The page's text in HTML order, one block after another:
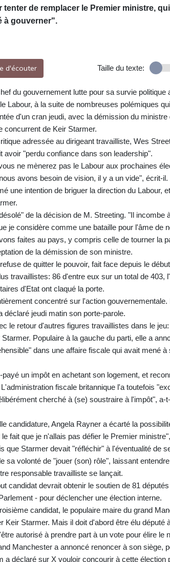
de remplacer le Premier ministre,
à gouverner".
d'écouter Taille du texte:
du gouvernement lutte pour sa survie politique
Labour, à la suite de nombreuses polémiques
d'un cran jeudi, avec la démission du ministre
concurrent de Keir Starmer.
adressée au dirigeant travailliste, Wes
avoir "perdu confiance dans son leadership".
ne mènerez pas le Labour aux prochaines
avons besoin de vision, il y a un vide", écrit-il.
une intention de briguer la direction du Labour,
de la décision de M. Streeting. "Il incombe
je considère comme une bataille pour l'âme de
faites au pays, y compris celle de tourner la
de la démission de son ministre.
de quitter le pouvoir, fait face depuis le
travaillistes: 86 d'entre eux sur un total de 403,
d'Etat ont claqué la porte.
concentré sur l'action
déclaré jeudi matin son porte-parole.
le retour d'autres figures travaillistes dans le
Populaire à la gauche du parti, elle a
dans une affaire fiscale qui avait mené
un impôt en achetant son logement, et
fiscale britannique l'a toutefois
cherché à (se) soustraire à l'impôt", a-
candidature, Angela Rayner a écarté la
fait que je n'allais pas défier le Premier
que Starmer devait "réfléchir" à l'éventualité de
sa volonté de "jouer (son) rôle", laissant
responsable travailliste se lançait.
candidat devrait obtenir le soutien de 81
- pour déclencher une élection interne.
candidat, le populaire maire du grand
Keir Starmer. Mais il doit d'abord être élu député
autorisé à prendre part à un vote pour élire le
Manchester a annoncé renoncer à son siège,
a déclaré sur X vouloir concourir à cette élection